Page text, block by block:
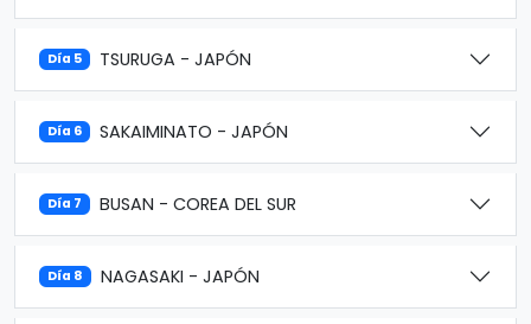
Día 5 TSURUGA - JAPÓN
Día 6 SAKAIMINATO - JAPÓN
Día 7 BUSAN - COREA DEL SUR
Día 8 NAGASAKI - JAPÓN